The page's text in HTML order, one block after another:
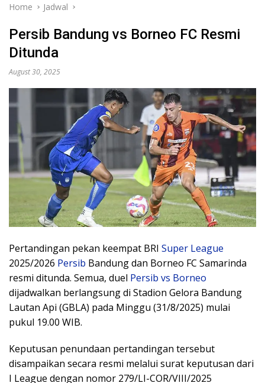
Home Jadwal
Persib Bandung vs Borneo FC Resmi
Ditunda
August 30, 2025
Pertandingan pekan keempat BRI Super League
2025/2026 Persib Bandung dan Borneo FC Samarinda
resmi ditunda. Semua, duel Persib vs Borneo
dijadwalkan berlangsung di Stadion Gelora Bandung
Lautan Api (GBLA) pada Minggu (31/8/2025) mulai
pukul 19.00 WIB.
Keputusan penundaan pertandingan tersebut
disampaikan secara resmi melalui surat keputusan dari
I League dengan nomor 279/LI-COR/VIII/2025